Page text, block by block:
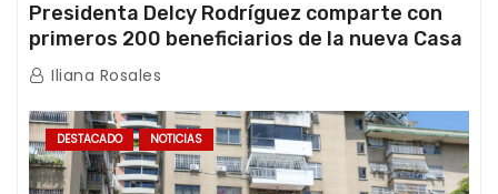
Presidenta Delcy Rodríguez comparte con
primeros 200 beneficiarios de la nueva Casa
de los Abuelos “La Primavera” en Caracas
Iliana Rosales
DESTACADO NOTICIAS